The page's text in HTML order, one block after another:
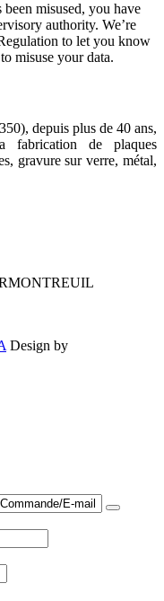
misused, you have
authority. We’re
to let you know
misuse your data.
depuis plus de 40 ans,
fabrication de plaques
gravure sur verre, métal,
Design by